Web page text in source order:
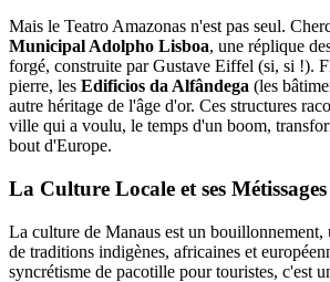
Mais le Teatro Amazonas n'est pas seul.
Municipal Adolpho Lisboa, une réplique
forgé, construite par Gustave Eiffel (si, si !).
pierre, les Edificios da Alfândega (les
autre héritage de l'âge d'or. Ces structures
ville qui a voulu, le temps d'un boom,
bout d'Europe.
La Culture Locale et ses Métissages
La culture de Manaus est un bouillonnement,
de traditions indigènes, africaines et
syncrétisme de pacotille pour touristes, c'est